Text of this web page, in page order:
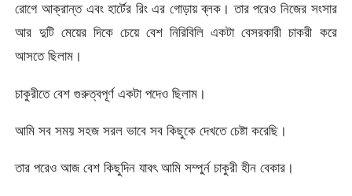
রোগে আক্রান্ত এবং হার্টের রিং এর গোড়ায় ব্লক। তার পরেও নিজের সংসার
আর দুটি মেয়ের দিকে চেয়ে বেশ নিরিবিলি একটা বেসরকারী চাকরী করে
আসতে ছিলাম।
চাকুরীতে বেশ গুরুত্বপূর্ণ একটা পদেও ছিলাম।
আমি সব সময় সহজ সরল ভাবে সব কিছুকে দেখতে চেষ্টা করেছি।
তার পরেও আজ বেশ কিছুদিন যাবৎ আমি সম্পুর্ন চাকুরী হীন বেকার।